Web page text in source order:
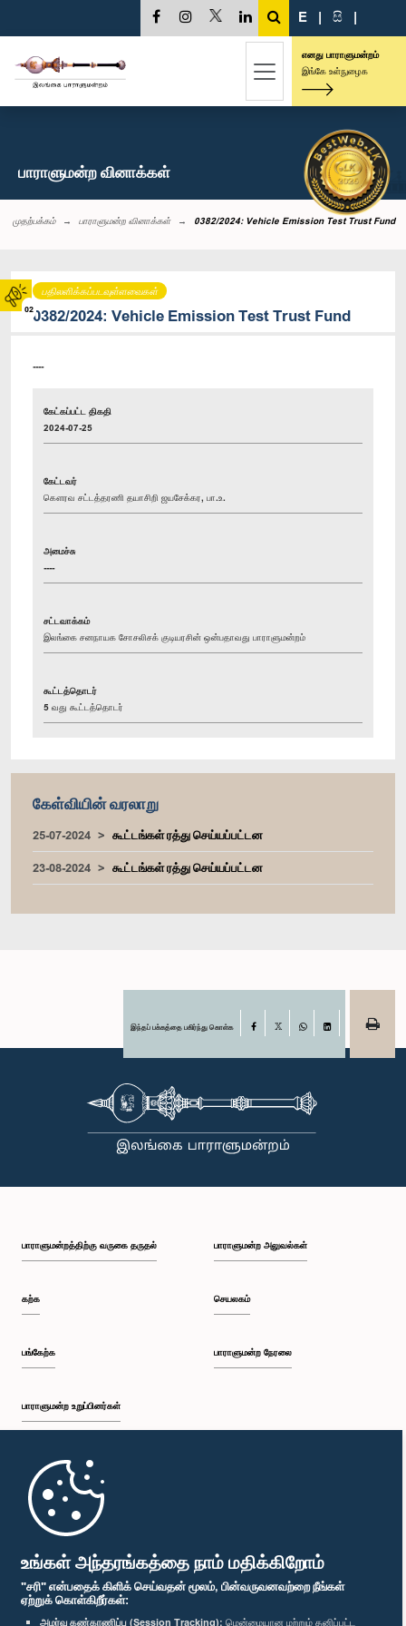
உங்கள் அந்தரங்கத்தை நாம் மதிக்கிறோம்
"சரி" என்பதைக் கிளிக் செய்வதன் மூலம், பின்வருவனவற்றை நீங்கள்
ஏற்றுக் கொள்கிறீர்கள்:
அமர்வு கண்காணிப்பு (Session Tracking): மென்மையான மற்றும் தனிப்பட்ட
02
E | සි |
எனது பாராளுமன்றம்
இங்கே உள்நுழைக
பாராளுமன்ற வினாக்கள்
முதற்பக்கம் பாராளுமன்ற வினாக்கள் 0382/2024: Vehicle Emission Test Trust Fund
பதிலளிக்கப்படவுள்ளவைகள்
0382/2024: Vehicle Emission Test Trust Fund
----
கேட்கப்பட்ட திகதி
2024-07-25
கேட்டவர்
கௌரவ சட்டத்தரணி தயாசிறி ஜயசேக்கர, பா.உ.
அமைச்சு
----
சட்டவாக்கம்
இலங்கை சனநாயக சோசலிசக் குடியரசின் ஒன்பதாவது பாராளுமன்றம்
கூட்டத்தொடர்
5 வது கூட்டத்தொடர்
கேள்வியின் வரலாறு
25-07-2024
கூட்டங்கள் ரத்து செய்யப்பட்டன
23-08-2024
கூட்டங்கள் ரத்து செய்யப்பட்டன
இந்தப் பக்கத்தை பகிர்ந்து கொள்க Facebook
பாராளுமன்றத்திற்கு வருகை தருதல்
கற்க
பங்கேற்க
பாராளுமன்ற உறுப்பினர்கள்
முதற்பக்கம்
பாராளுமன்ற அலுவல்கள்
செயலகம்
பாராளுமன்ற நேரலை
பாராளுமன்ற கையடக்க செயலி